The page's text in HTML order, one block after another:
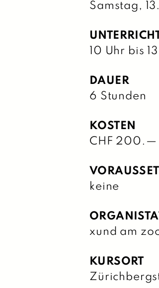
Samstag,
10 Uhr bis
DAUER
6 Stunden
KOSTEN
CHF 200.—
keine
xund am
KURSORT